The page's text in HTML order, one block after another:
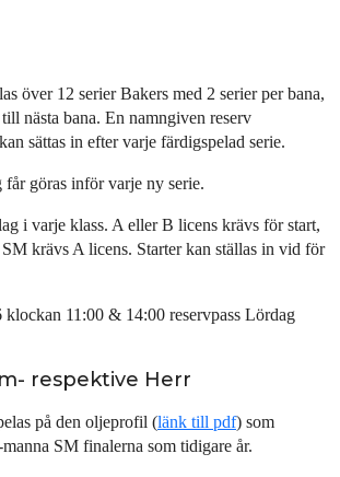
över 12 serier Bakers med 2 serier per bana,
nästa bana. En namngiven reserv
sättas in efter varje färdigspelad serie.
göras inför varje ny serie.
i varje klass. A eller B licens krävs för start,
krävs A licens. Starter kan ställas in vid för
klockan 11:00 & 14:00 reservpass Lördag
respektive Herr
på den oljeprofil (länk till pdf) som
SM finalerna som tidigare år.